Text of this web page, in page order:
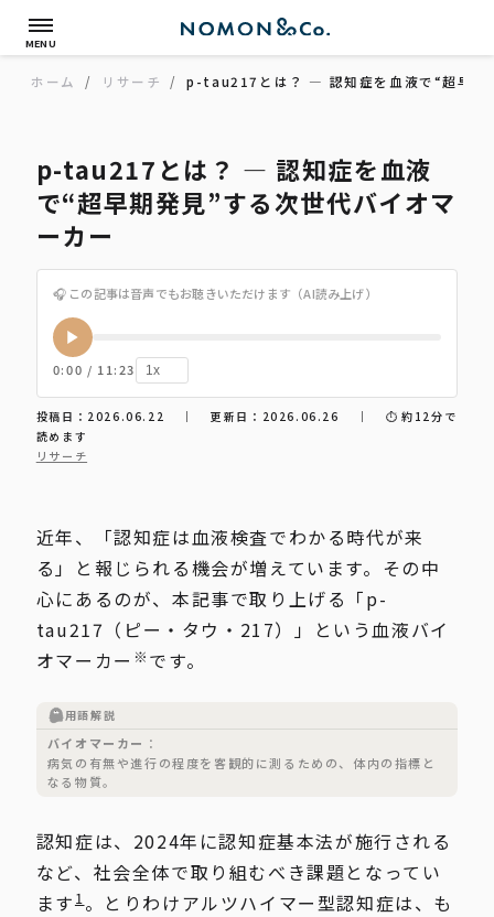
MENU
ホーム / リサーチ / p-tau217とは？ ― 認知症を血液で“超早期
p-tau217とは？ ― 認知症を血液
で“超早期発見”する次世代バイオマ
ーカー
🎧 この記事は音声でもお聴きいただけます（AI読み上げ）
0:00 / 11:23
投稿日：2026.06.22 ｜更新日：2026.06.26 ｜
約12分で
読めます
リサーチ
近年、「認知症は血液検査でわかる時代が来
る」と報じられる機会が増えています。その中
心にあるのが、本記事で取り上げる「p-
tau217（ピー・タウ・217）」という血液バイ
オマーカー ※ です。
用語解説
バイオマーカー
病気の有無や進行の程度を客観的に測るための、体内の指標と
なる物質。
認知症は、2024年に認知症基本法が施行される
など、社会全体で取り組むべき課題となってい
ます 1。とりわけアルツハイマー型認知症は、も